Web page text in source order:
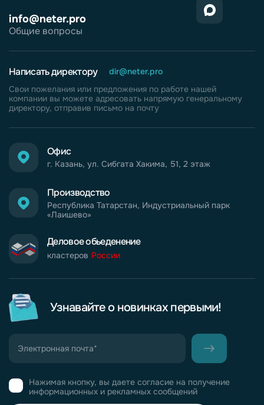
info@neter.pro
Общие вопросы
Деловое обьеденение
кластеров России
Производство
Республика Татарстан, Индустриальный парк
«Лаишево»
Офис
г. Казань, ул. Сибгата Хакима, 51, 2 этаж
Написать директору
dir@neter.pro
Свои пожелания или предложения по работе нашей
компании вы можете адресовать напрямую генеральному
директору, отправив письмо на почту
Узнавайте о новинках первыми!
Нажимая кнопку, вы даете согласие на получение
информационных и рекламных сообщений